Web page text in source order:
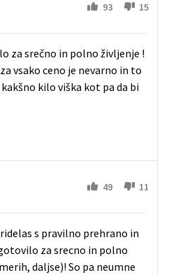
93 15
za srečno in polno življenje !
vsako ceno je nevarno in to
kilo viška kot pa da bi
49 11
s pravilno prehrano in
za srecno in polno
daljse)! So pa neumne